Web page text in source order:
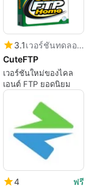
3.1
เวอร์ชันทดลองใช้
CuteFTP
เวอร์ชันใหม่ของไคล
เอนต์ FTP ยอดนิยม
4
ฟรี